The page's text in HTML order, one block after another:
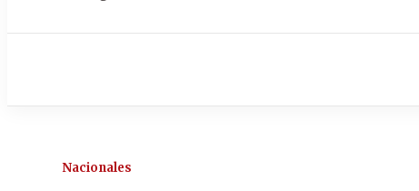
Nacionales